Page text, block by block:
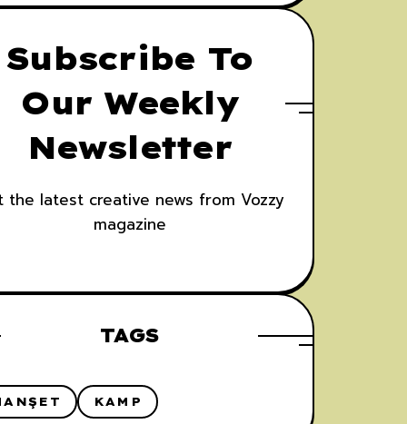
Subscribe To
Our Weekly
Newsletter
the latest creative news from Vozzy
magazine
TAGS
KAMP